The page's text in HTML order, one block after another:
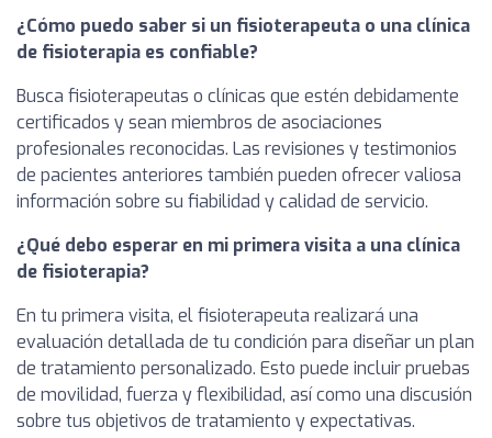
¿Cómo puedo saber si un fisioterapeuta o una clínica
de fisioterapia es confiable?
Busca fisioterapeutas o clínicas que estén debidamente
certificados y sean miembros de asociaciones
profesionales reconocidas. Las revisiones y testimonios
de pacientes anteriores también pueden ofrecer valiosa
información sobre su fiabilidad y calidad de servicio.
¿Qué debo esperar en mi primera visita a una clínica
de fisioterapia?
En tu primera visita, el fisioterapeuta realizará una
evaluación detallada de tu condición para diseñar un plan
de tratamiento personalizado. Esto puede incluir pruebas
de movilidad, fuerza y flexibilidad, así como una discusión
sobre tus objetivos de tratamiento y expectativas.